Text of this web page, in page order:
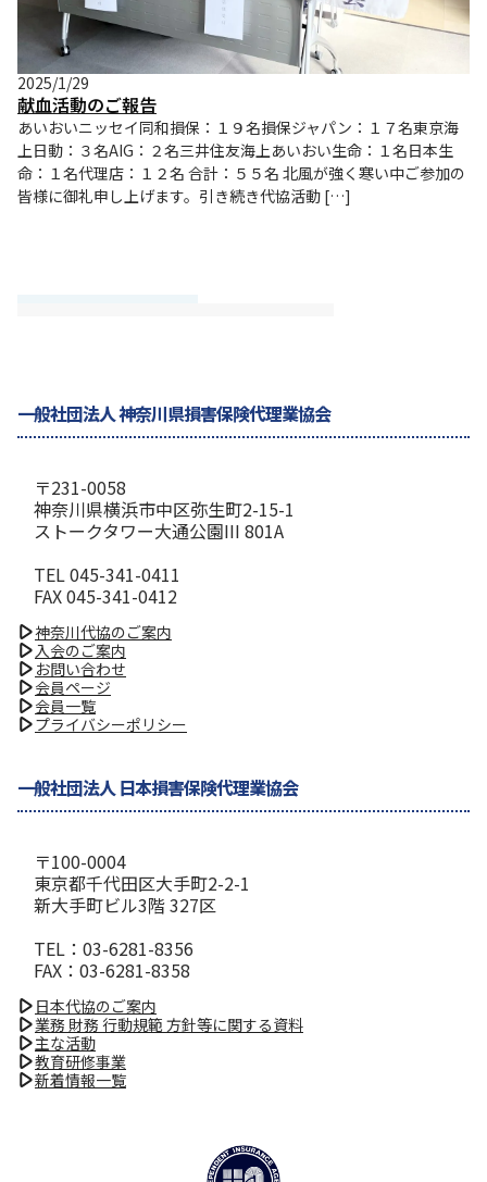
2025/1/29
献血活動のご報告
あいおいニッセイ同和損保：１９名損保ジャパン：１７名東京海
上日動：３名AIG：２名三井住友海上あいおい生命：１名日本生
命：１名代理店：１２名 合計：５５名 北風が強く寒い中ご参加の
皆様に御礼申し上げます。引き続き代協活動 […]
一般社団法人 神奈川県損害保険代理業協会
〒231-0058
神奈川県横浜市中区弥生町2-15-1
ストークタワー大通公園III 801A
TEL 045-341-0411
FAX 045-341-0412
神奈川代協のご案内
入会のご案内
お問い合わせ
会員ページ
会員一覧
プライバシーポリシー
一般社団法人 日本損害保険代理業協会
〒100-0004
東京都千代田区大手町2-2-1
新大手町ビル3階 327区
TEL：03-6281-8356
FAX：03-6281-8358
日本代協のご案内
業務 財務 行動規範 方針等に関する資料
主な活動
教育研修事業
新着情報一覧